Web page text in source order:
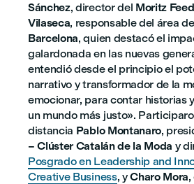
Sánchez, director del Moritz
Vilaseca, responsable del área
Barcelona, quien destacó el
galardonada en las nuevas
entendió desde el principio el
narrativo y transformador de la
emocionar, para contar historias
un mundo más justo».
distancia Pablo Montanaro,
– Clúster Catalán de la Moda y
Posgrado en Leadership and
Creative Business, yCharo Mora